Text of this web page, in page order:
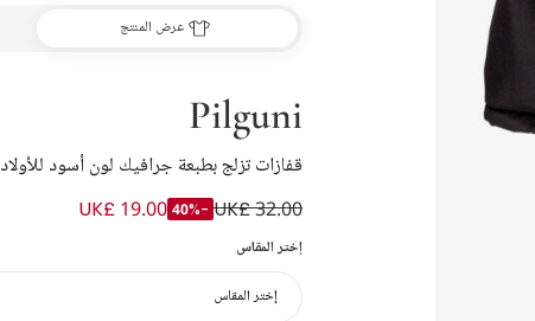
عرض المنتج
Pilguni
قفازات تزلج بطبعة جرافيك لون أسود للأولاد
UK£ 32.00
-40%
UK£ 19.00
إختر المقاس
إختر المقاس